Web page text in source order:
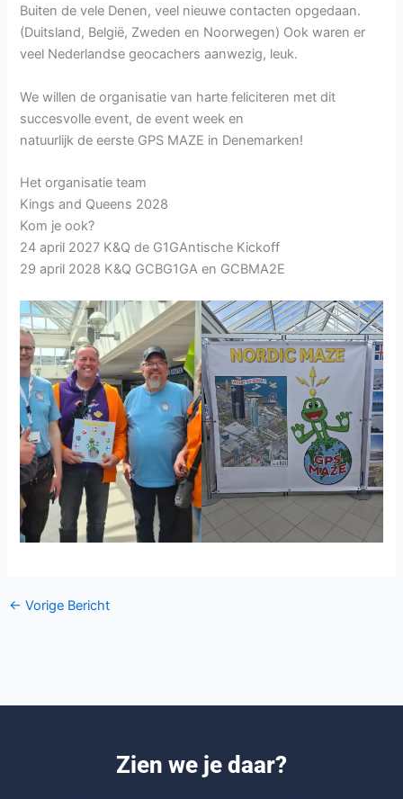
Buiten de vele Denen, veel nieuwe contacten opgedaan.
(Duitsland, België, Zweden en Noorwegen) Ook waren er
veel Nederlandse geocachers aanwezig, leuk.
We willen de organisatie van harte feliciteren met dit
succesvolle event, de event week en
natuurlijk de eerste GPS MAZE in Denemarken!
Het organisatie team
Kings and Queens 2028
Kom je ook?
24 april 2027 K&Q de G1GAntische Kickoff
29 april 2028 K&Q GCBG1GA en GCBMA2E
← Vorige Bericht
Zien we je daar?